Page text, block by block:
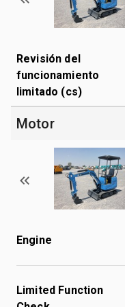
Revisión del
funcionamiento
limitado (cs)
Motor
Engine
Limited Function